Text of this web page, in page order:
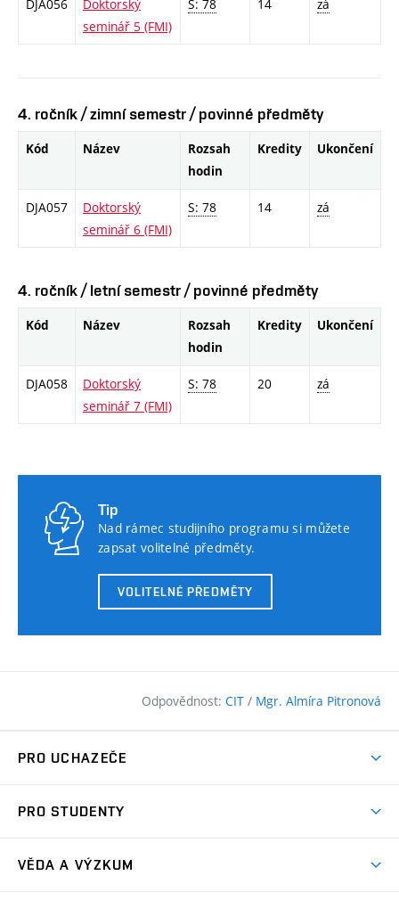
DJA056
Doktorský
seminář 5 (FMI)
S: 78 14 zá
4. ročník / zimní semestr / povinné předměty
Kód Název
Rozsah
hodin
Kredity Ukončení
DJA057
Doktorský
seminář 6 (FMI)
S: 78 14 zá
4. ročník / letní semestr / povinné předměty
Kód Název
Rozsah
hodin
Kredity Ukončení
DJA058
Doktorský
seminář 7 (FMI)
S: 78 20 zá
Tip
Nad rámec studijního programu si můžete
zapsat volitelné předměty.
VOLITELNÉ PŘEDMĚTY
Odpovědnost: CIT / Mgr. Almíra Pitronová
PRO UCHAZEČE
Přijímačky
PRO STUDENTY
VĚDA A VÝZKUM